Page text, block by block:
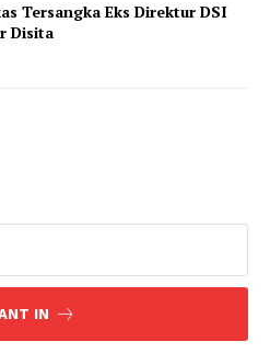
PRO
NOW
Tersangka Eks Direktur DSI
Disita
IN